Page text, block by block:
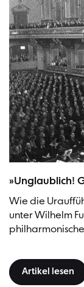
»Unglaublich!
Wie die
unter Wilhelm
Artikel lesen